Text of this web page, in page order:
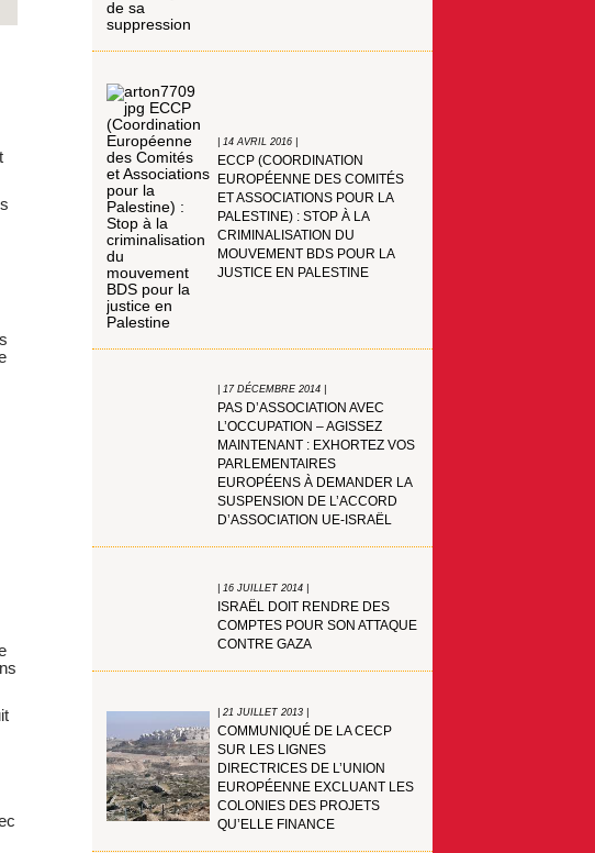
| 14 AVRIL 2016 |
ECCP (COORDINATION
EUROPÉENNE DES COMITÉS
ET ASSOCIATIONS POUR LA
PALESTINE) : STOP À LA
CRIMINALISATION DU
MOUVEMENT BDS POUR LA
JUSTICE EN PALESTINE
| 17 DÉCEMBRE 2014 |
PAS D’ASSOCIATION AVEC
L’OCCUPATION – AGISSEZ
MAINTENANT : EXHORTEZ VOS
PARLEMENTAIRES
EUROPÉENS À DEMANDER LA
SUSPENSION DE L’ACCORD
D’ASSOCIATION UE-ISRAËL
| 16 JUILLET 2014 |
ISRAËL DOIT RENDRE DES
COMPTES POUR SON ATTAQUE
CONTRE GAZA
| 21 JUILLET 2013 |
COMMUNIQUÉ DE LA CECP
SUR LES LIGNES
DIRECTRICES DE L’UNION
EUROPÉENNE EXCLUANT LES
COLONIES DES PROJETS
QU’ELLE FINANCE